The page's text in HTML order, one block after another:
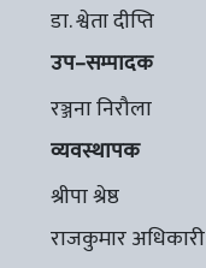
डा. श्वेता दीप्ति
उप–सम्पादक
रञ्जना निरौला
व्यवस्थापक
श्रीपा श्रेष्ठ
राजकुमार अधिकारी